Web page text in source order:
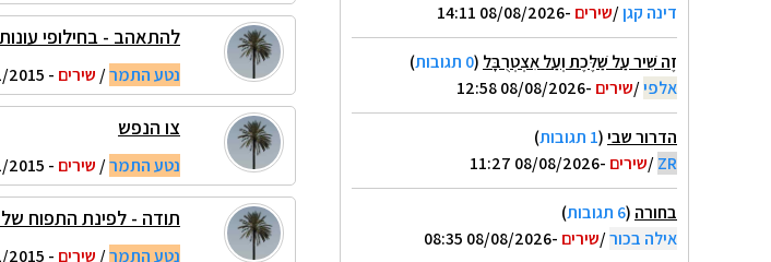
דינה קגן/שירים -08/08/2026 14:11
זֶה שִׁיר עַל שַׁלֶּכֶת וְעַל אִצְטְרֻבָּל (0 תגובות
)
אלפי/שירים -08/08/2026 12:58
הדרור שבי(1 תגובות
)
ZR
/שירים -08/08/2026 11:27
בחורה (6 תגובות
)
אילה בכור/שירים -08/08/2026 08:35
להתאהב - בחילופי עונות
נטע התמר/שירים - 17/01/2015 21:35
צו הנפש
נטע התמר/שירים - 16/01/2015 20:21
תודה - לפינת התפוח
נטע התמר/שירים - 13/01/2015 18:33